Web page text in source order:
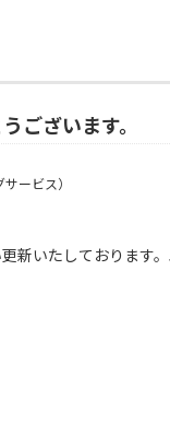
ございます。
ービス）
新いたしております